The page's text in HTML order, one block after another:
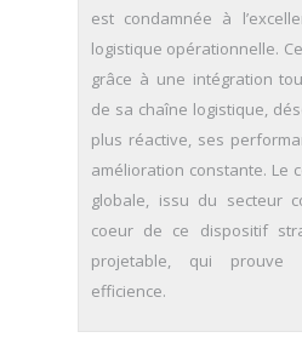
est condamnée à
logistique opérationnelle.
grâce à une intégration
de sa chaîne logistique,
plus réactive, ses
amélioration constante. Le
globale, issu du secteur
coeur de ce dispositif
projetable, qui
efficience.